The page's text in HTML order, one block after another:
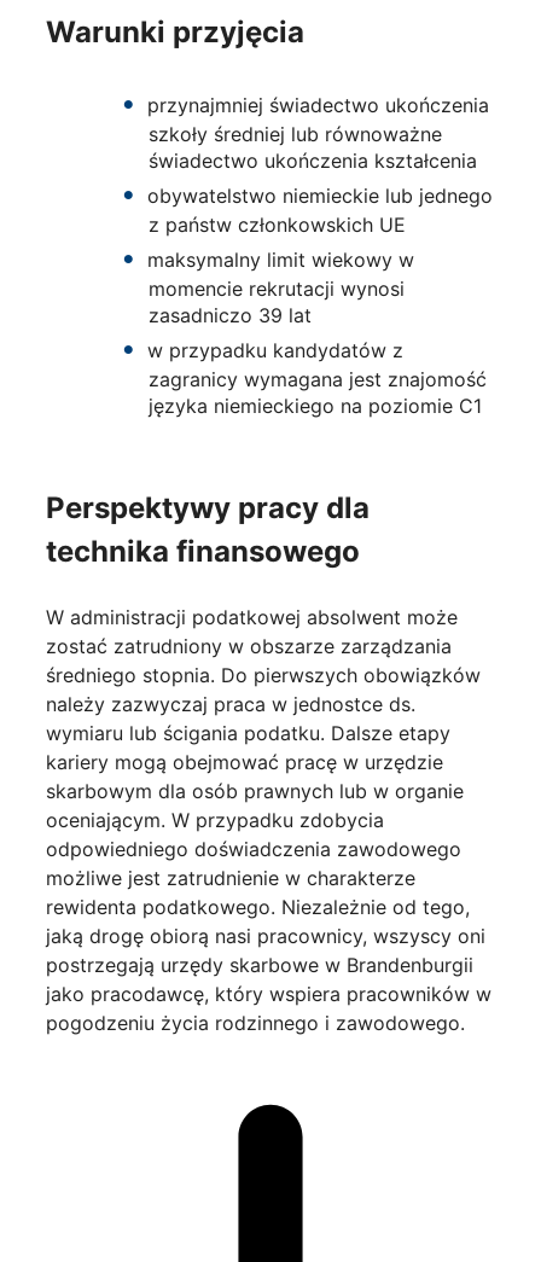
Warunki przyjęcia
przynajmniej świadectwo ukończenia
szkoły średniej lub równoważne
świadectwo ukończenia kształcenia
obywatelstwo niemieckie lub jednego
z państw członkowskich UE
maksymalny limit wiekowy w
momencie rekrutacji wynosi
zasadniczo 39 lat
w przypadku kandydatów z
zagranicy wymagana jest znajomość
języka niemieckiego na poziomie C1
Perspektywy pracy dla
technika finansowego
W administracji podatkowej absolwent może
zostać zatrudniony w obszarze zarządzania
średniego stopnia. Do pierwszych obowiązków
należy zazwyczaj praca w jednostce ds.
wymiaru lub ścigania podatku. Dalsze etapy
kariery mogą obejmować pracę w urzędzie
skarbowym dla osób prawnych lub w organie
oceniającym. W przypadku zdobycia
odpowiedniego doświadczenia zawodowego
możliwe jest zatrudnienie w charakterze
rewidenta podatkowego. Niezależnie od tego,
jaką drogę obiorą nasi pracownicy, wszyscy oni
postrzegają urzędy skarbowe w Brandenburgii
jako pracodawcę, który wspiera pracowników w
pogodzeniu życia rodzinnego i zawodowego.